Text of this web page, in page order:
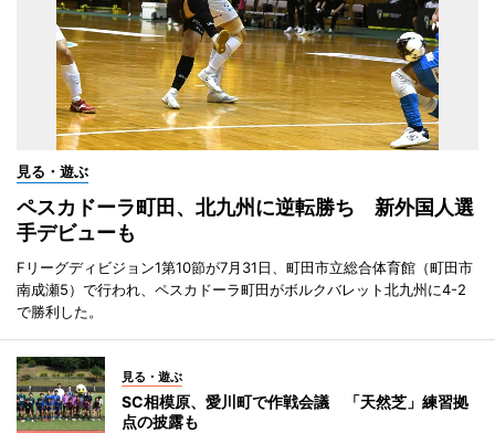
見る・遊ぶ
ペスカドーラ町田、北九州に逆転勝ち 新外国人選
手デビューも
Fリーグディビジョン1第10節が7月31日、町田市立総合体育館（町田市
南成瀬5）で行われ、ペスカドーラ町田がボルクバレット北九州に4-2
で勝利した。
見る・遊ぶ
SC相模原、愛川町で作戦会議 「天然芝」練習拠
点の披露も